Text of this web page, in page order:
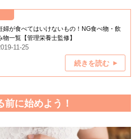
婦が食べてはいけないもの！NG食べ物・飲
物一覧【管理栄養士監修】
11-25
続きを読む
前に始めよう！